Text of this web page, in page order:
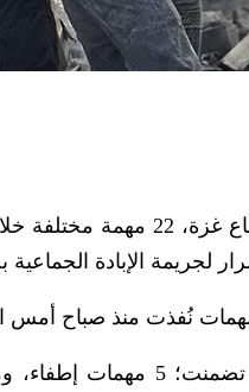
لجريمة الإبادة
نُفذت منذ صباح أمس